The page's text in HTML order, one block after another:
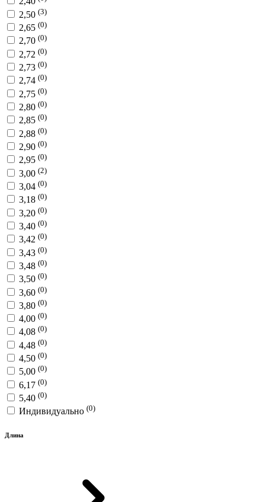
2,50 (3)
2,65 (0)
2,70 (0)
2,72 (0)
2,73 (0)
2,74 (0)
2,75 (0)
2,80 (0)
2,85 (0)
2,88 (0)
2,90 (0)
2,95 (0)
3,00 (2)
3,04 (0)
3,18 (0)
3,20 (0)
3,40 (0)
3,42 (0)
3,43 (0)
3,48 (0)
3,50 (0)
3,60 (0)
3,80 (0)
4,00 (0)
4,08 (0)
4,48 (0)
4,50 (0)
5,00 (0)
6,17 (0)
5,40 (0)
Индивидуально (0)
Длина